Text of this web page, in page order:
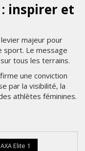
inspirer et
majeur pour
sport. Le message
tous les terrains.
une conviction
par la visibilité, la
athlètes féminines.
AXA Elite 1